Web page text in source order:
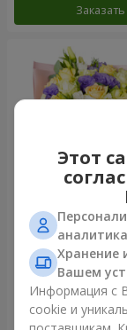
Заказать
Букет "Цветные
3 656 грн
Заказать
Этот
Хранение
Вашем
Информация с
cookie и